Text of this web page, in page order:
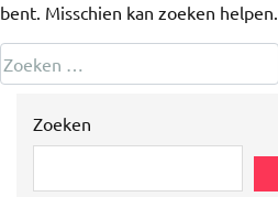
bent. Misschien kan zoeken helpen.
Zoeken